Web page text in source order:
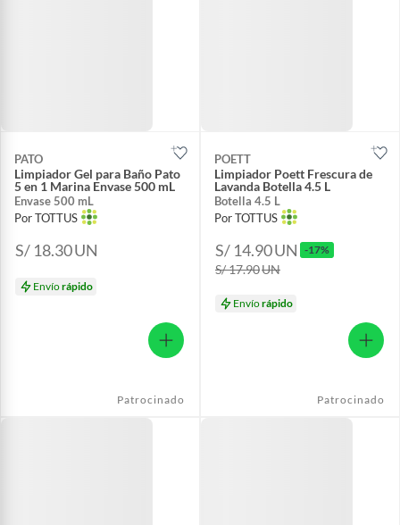
PATO
Limpiador Gel para Baño Pato
5 en 1 Marina Envase 500 mL
Envase 500 mL
Por TOTTUS
S/ 18.30UN
Envíorápido
Patrocinado
POETT
Limpiador Poett Frescura de
Lavanda Botella 4.5 L
Botella 4.5 L
Por TOTTUS
S/ 14.90UN -17%
S/ 17.90UN
Envíorápido
Patrocinado